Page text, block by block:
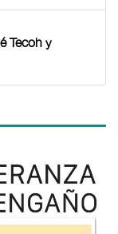
Tecoh y